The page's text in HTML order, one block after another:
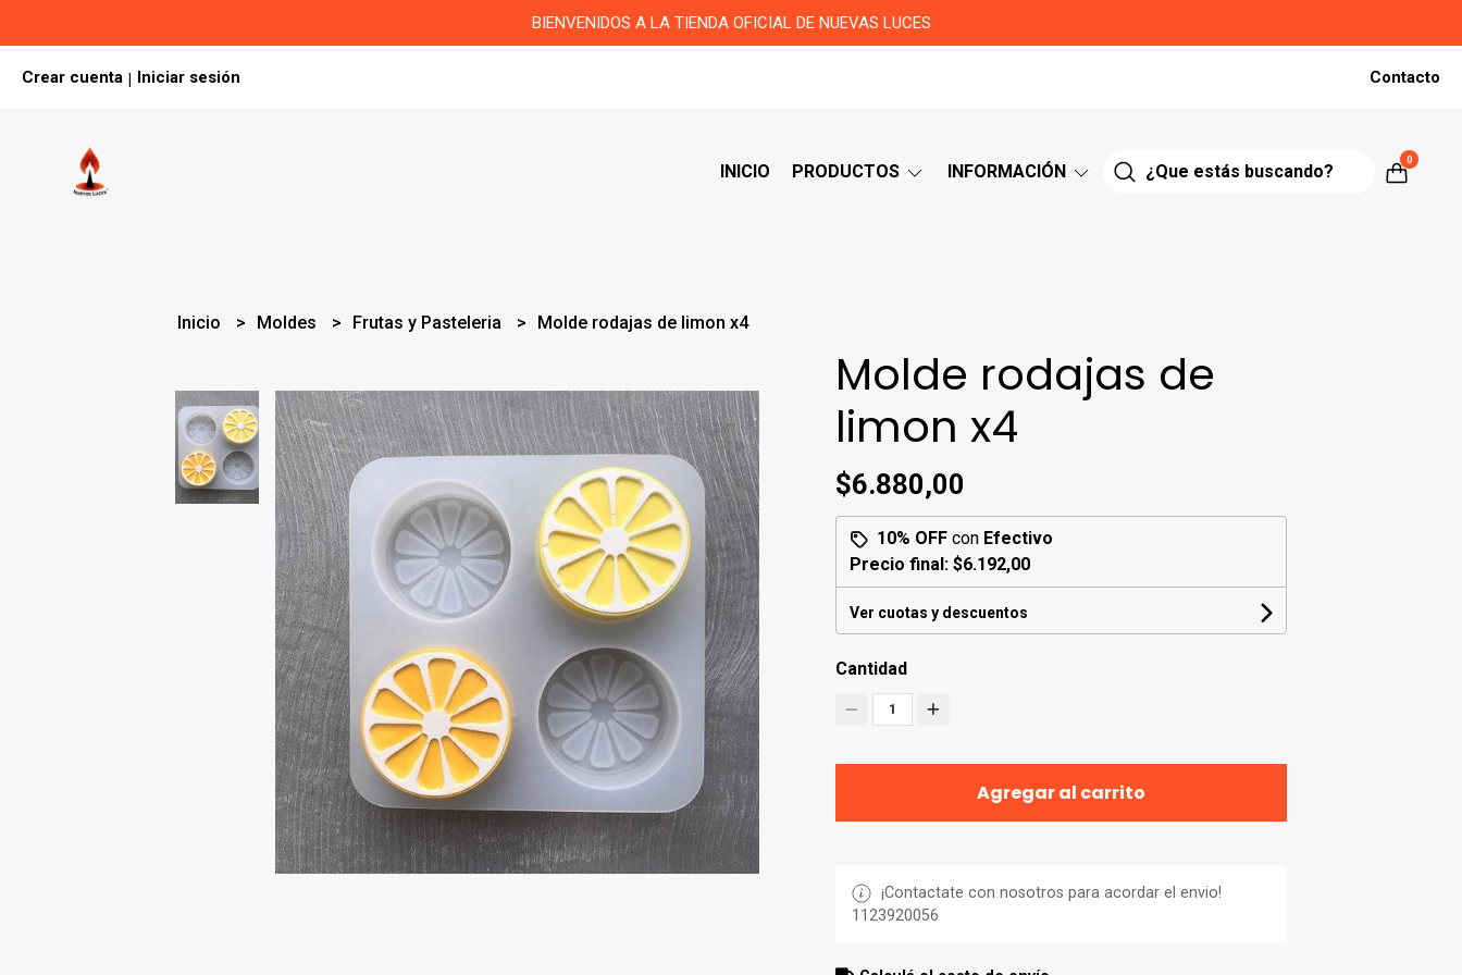
BIENVENIDOS A LA TIENDA OFICIAL DE NUEVAS LUCES
Crear cuenta | Iniciar sesión Contacto
INICIO PRODUCTOS INFORMACIÓN
0
Inicio Moldes Frutas y Pasteleria Molde rodajas de limon x4
Molde rodajas de
limon x4
$6.880,00
10% OFFcon Efectivo
Precio final: $6.192,00
Ver cuotas y descuentos
Cantidad
1
Agregar al carrito
¡Contactate con nosotros para acordar el envio!
1123920056